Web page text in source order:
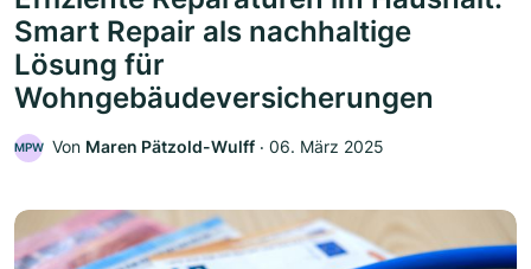
Smart Repair als nachhaltige
Lösung für
Wohngebäudeversicherungen
MPW Von Maren Pätzold-Wulff ‧ 06. März 2025